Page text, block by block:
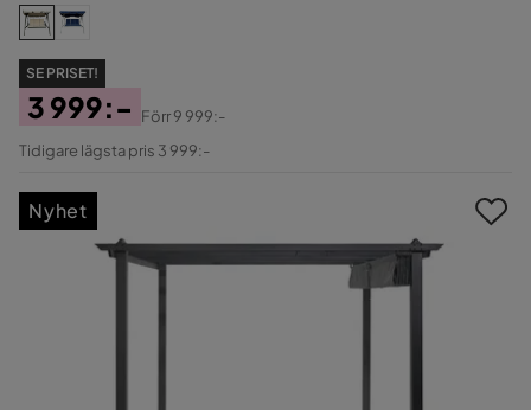
SE PRISET!
Pris
3 999:-
Original
Förr9 999:-
Tidigare lägsta pris 3 999:-
Nyhet